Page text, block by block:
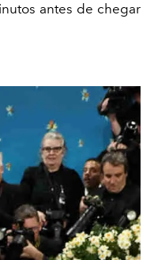
antes de chegar